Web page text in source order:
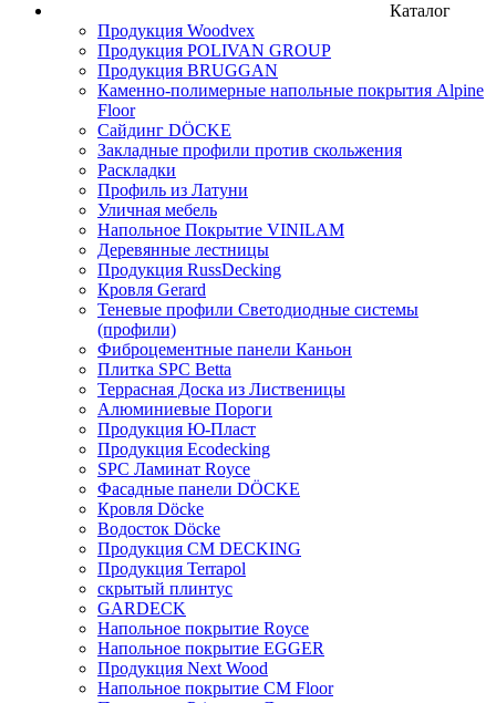
Каталог
Продукция Woodvex
Продукция POLIVAN GROUP
Продукция BRUGGAN
Каменно-полимерные напольные покрытия Alpine
Floor
Сайдинг DÖCKE
Закладные профили против скольжения
Раскладки
Профиль из Латуни
Уличная мебель
Напольное Покрытие VINILAM
Деревянные лестницы
Продукция RussDecking
Кровля Gerard
Теневые профили Светодиодные системы
(профили)
Фиброцементные панели Каньон
Плитка SPC Betta
Террасная Доска из Лиственицы
Алюминиевые Пороги
Продукция Ю-Пласт
Продукция Ecodecking
SPC Ламинат Royce
Фасадные панели DÖCKE
Кровля Döcke
Водосток Döcke
Продукция CM DECKING
Продукция Terrapol
скрытый плинтус
GARDECK
Напольное покрытие Royce
Напольное покрытие EGGER
Продукция Next Wood
Напольное покрытие CM Floor